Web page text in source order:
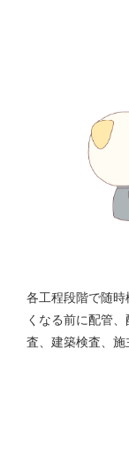
各工程段階で随
くなる前に配管
査、建築検査、施